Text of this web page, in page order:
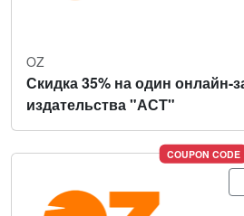
OZ
Скидка 35% на один онлайн-
издательства "АСТ"
COUPON CODE